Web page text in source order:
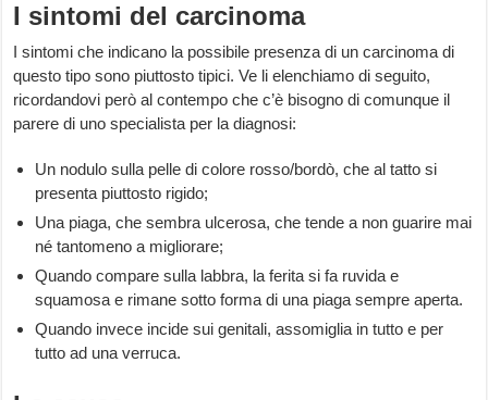
I sintomi del carcinoma
I sintomi che indicano la possibile presenza di un carcinoma di
questo tipo sono piuttosto tipici. Ve li elenchiamo di seguito,
ricordandovi però al contempo che c’è bisogno di comunque il
parere di uno specialista per la diagnosi:
Un nodulo sulla pelle di colore rosso/bordò, che al tatto si
presenta piuttosto rigido;
Una piaga, che sembra ulcerosa, che tende a non guarire mai
né tantomeno a migliorare;
Quando compare sulla labbra, la ferita si fa ruvida e
squamosa e rimane sotto forma di una piaga sempre aperta.
Quando invece incide sui genitali, assomiglia in tutto e per
tutto ad una verruca.